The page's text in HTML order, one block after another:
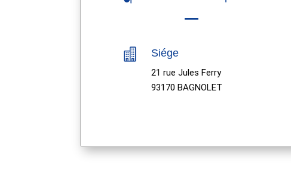
 Siége
21 rue Jules Ferry
93170 BAGNOLET